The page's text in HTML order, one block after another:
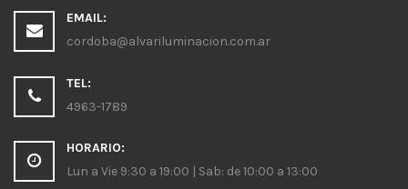
EMAIL:
cordoba@alvariluminacion.com.ar
TEL:
4963-1789
HORARIO:
Lun a Vie 9:30 a 19:00 | Sab: de 10:00 a 13:00